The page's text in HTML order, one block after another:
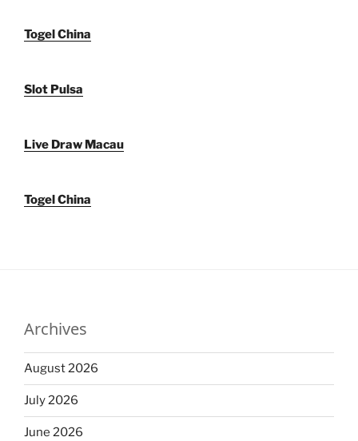
Togel China
Slot Pulsa
Live Draw Macau
Togel China
Archives
August 2026
July 2026
June 2026